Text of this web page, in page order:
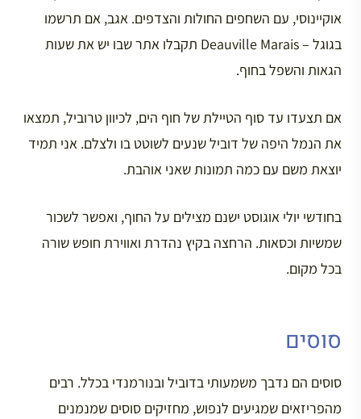
אוקיינוסי, עם השחפים החולות והצדפים. אגב, אם תרשמו
בגוגל – Deauville Marais תקבלו אתר שבו יש את שעות
הגאות והשפל בחוף.
אם תצעדו עד סוף הטיילת של חוף הים, לכיוון טרוביל, תמצאו
את הנמל היפה של דוביל שנעים לשוטט בו ולצלם. אני תמיד
יוצאת משם עם כמה תמונות שאני אוהבת.
בחודשי יולי אוגוסט ישנם מצילים על החוף, ואפשר לשכור
שמשיות וכסאות. הרחצה בקיץ נהדרת ואווירת חופש שורה
בכל מקום.
סוסים
סוסים הם נדבך משמעותי בדוביל ובנורמנדי בכלל. רבים
מהפריזאים שמגיעים לנפוש, מחזיקים סוסים שמנמנים